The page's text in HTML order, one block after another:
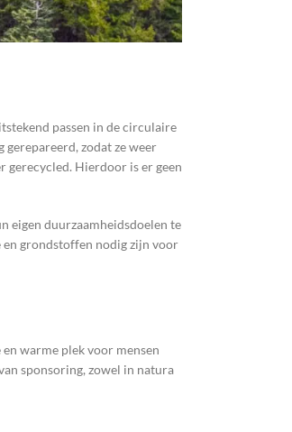
passen in de circulaire
zodat ze weer
Hierdoor is er geen
eigen duurzaamheidsdoelen te
en grondstoffen nodig zijn voor
warme plek voor mensen
sponsoring, zowel in natura